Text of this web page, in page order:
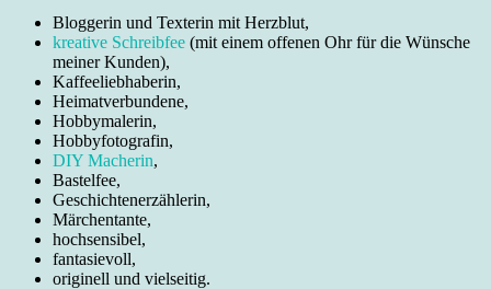
Bloggerin und Texterin mit Herzblut,
kreative Schreibfee (mit einem offenen Ohr für die Wünsche
meiner Kunden),
Kaffeeliebhaberin,
Heimatverbundene,
Hobbymalerin,
Hobbyfotografin,
DIY Macherin,
Bastelfee,
Geschichtenerzählerin,
Märchentante,
hochsensibel,
fantasievoll,
originell und vielseitig.